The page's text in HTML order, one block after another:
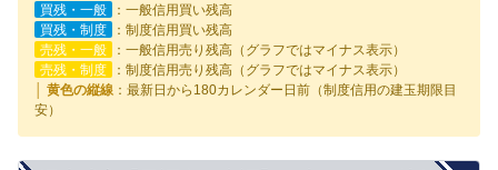
買残・一般
：一般信用買い残高
買残・制度
：制度信用買い残高
売残・一般
：一般信用売り残高（グラフではマイナス表示）
売残・制度
：制度信用売り残高（グラフではマイナス表示）
│ 黄色の縦線 ：最新日から180カレンダー日前（制度信用の建玉期限目
安）